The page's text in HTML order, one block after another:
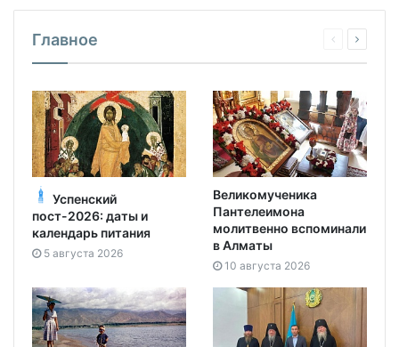
Главное
Успенский
пост-2026: даты и
календарь питания
5 августа 2026
Великомученика
Пантелеимона
молитвенно вспоминали
в Алматы
10 августа 2026